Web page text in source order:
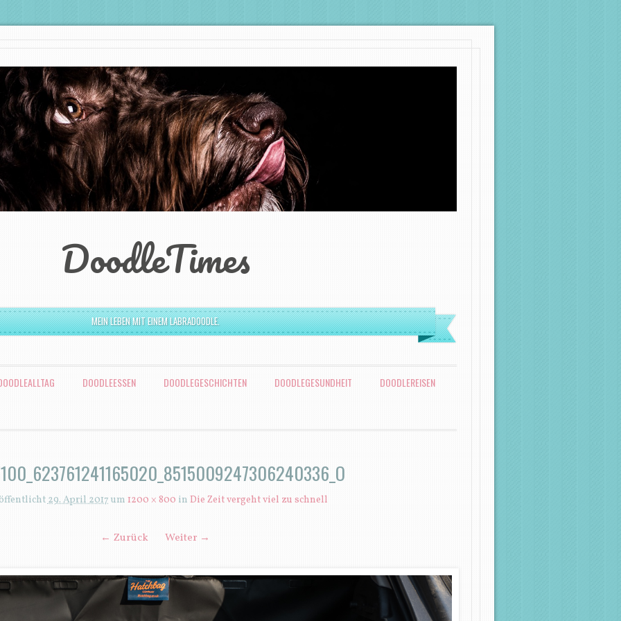
DoodleTimes
MEIN LEBEN MIT EINEM LABRADOODLE.
DOODLEESSEN DOODLEGESCHICHTEN DOODLEGESUNDHEIT DOODLEREISEN
29. April 2017 um 1200 × 800 in Die Zeit vergeht viel zu schnell
← Zurück Weiter →